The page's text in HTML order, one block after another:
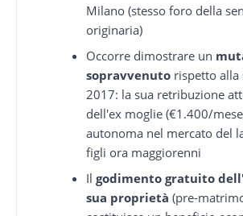
Milano (stesso foro della
originaria)
Occorre dimostrare un
sopravvenuto rispetto alla
2017: la sua retribuzione
dell'ex moglie (€1.400/
autonoma nel mercato del
figli ora maggiorenni
Ilgodimento gratuito
sua proprietà (pre-